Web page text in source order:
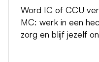
Word IC of CCU
MC: werk in een
zorg en blijf jezelf